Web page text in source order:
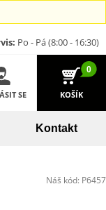
Po - Pá (8:00 - 16:30)
SE
0
KOŠÍK
Kontakt
Náš kód: P6457